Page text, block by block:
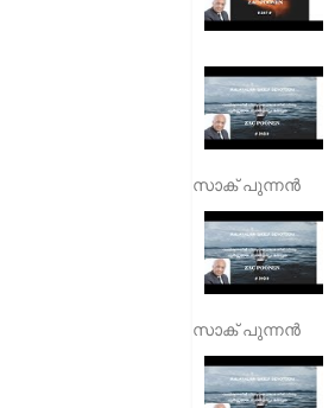
സാക് പുന്നൻ
സാക് പുന്നൻ